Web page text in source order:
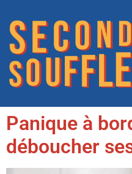
Panique à
déboucher